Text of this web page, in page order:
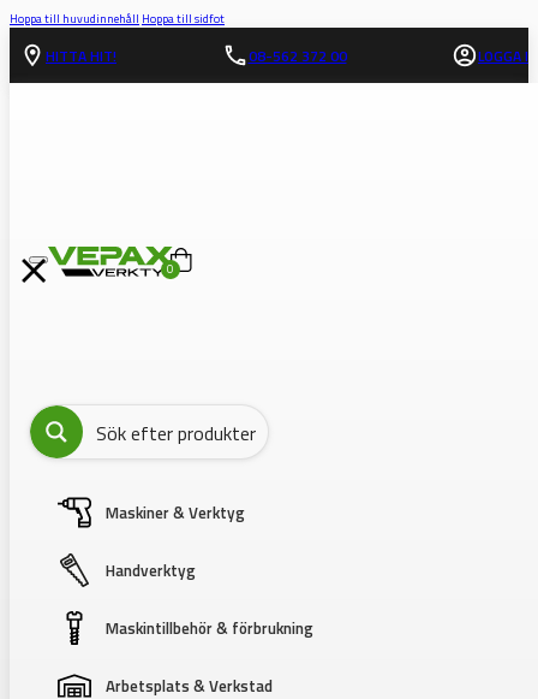
Hoppa till huvudinnehåll Hoppa till sidfot
HITTA HIT! 08-562 372 00 LOGGA IN
0
Maskiner & Verktyg
Handverktyg
Maskintillbehör & förbrukning
Arbetsplats & Verkstad